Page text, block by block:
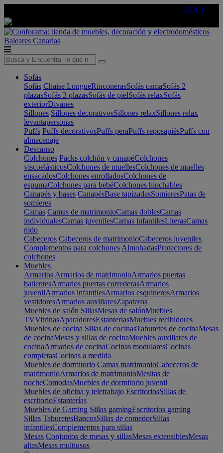
AQUÍ
Baleares Canarias
Sofás
Sofás Chaise LongueRinconerasSofás camaSofás 2
plazasSofás 3 plazasSofás de pielSofás relaxSofás
exteriorDivanes
Sillones Sillones decorativosSillones relaxSillones relax
levantapersonas
Puffs Puffs decorativosPuffs peraPuffs reposapiésPuffs con
almacenaje
Descanso
Colchones Packs colchón y canapéColchones
viscoelásticosColchones de muellesColchones de muelles
ensacadosColchones enrolladosColchones de
espumaColchones para bebéColchones hinchables
Canapés y bases CanapésBase tapizadasSomieresPatas de
somieres
Camas Camas de matrimonioCamas doblesCamas
individualesCamas juvenilesCamas infantilesLiterasCamas
nido
Cabeceros Cabeceros de matrimonioCabeceros juveniles
Complementos para colchones AlmohadasProtectores de
colchones
Muebles
Armarios Armarios de matrimonioArmarios puertas
batientesArmarios puertas correderasArmarios
juvenilArmarios infantilesArmarios esquinerosArmarios
vestidoresArmarios auxiliaresZapateros
Muebles de salón SillasMesas de salónMuebles
TVVitrinasAparadoresEstanteriasMuebles recibidores
Muebles de cocina Sillas de cocinasTaburetes de cocinaMesas
de cocinaMesas y sillas de cocinaMuebles auxiliares de
cocinaArmarios de cocinaCocinas modularesCocinas
completasCocinas a medida
Muebles de dormitorio Camas matrimonioCabeceros de
matrimonioArmarios de matrimonioMesitas de
nocheComodasMuebles de dormitorio juvenil
Muebles de oficina y teletrabajo EscritoriosSillas de
escritorioEstanterías
Muebles de Gaming Sillas gamingEscritorios gaming
Sillas TaburetesBancosSillas de comedorSillas
infantilesComplementos para sillas
Mesas Conjuntos de mesas y sillasMesas extensiblesMesas
altasMesas multiusos